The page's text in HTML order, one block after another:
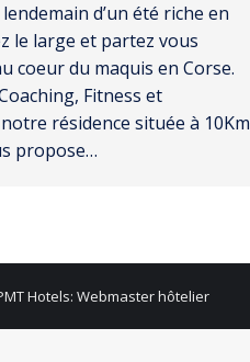
d’un été riche en
le large et partez vous
coeur du maquis en Corse.
Fitness et
résidence située à 10Km
propose…
Hotels: Webmaster hôtelier